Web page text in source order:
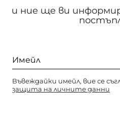
и ние ще ви
Въвеждайки имейл, вие се
защита на личните данни